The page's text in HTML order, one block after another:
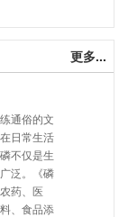
更多...
通俗的文
日常生活
不仅是生
泛。《磷
药、医
、食品添